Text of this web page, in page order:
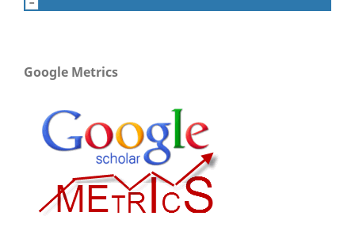
Google Metrics